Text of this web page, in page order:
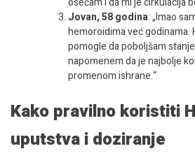
Jovan, 58 godina: „Imao
hemoroidima već godinama.
pomogle da poboljšam
napomenem da je najbolje
promenom ishrane.“
Kako pravilno koristiti
uputstva i doziranje